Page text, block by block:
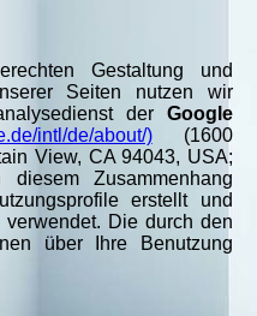
Gestaltung und
Seiten nutzen wir
der Google
intl/de/about/)
(1600
View, CA 94043, USA;
diesem Zusammenhang
erstellt und
Die durch den
über Ihre Benutzung